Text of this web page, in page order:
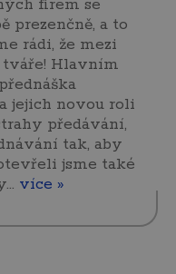
firem se
prezenčně, a to
rádi, že mezi
Hlavním
jejich novou roli
předávání,
tak, aby
jsme také
více »